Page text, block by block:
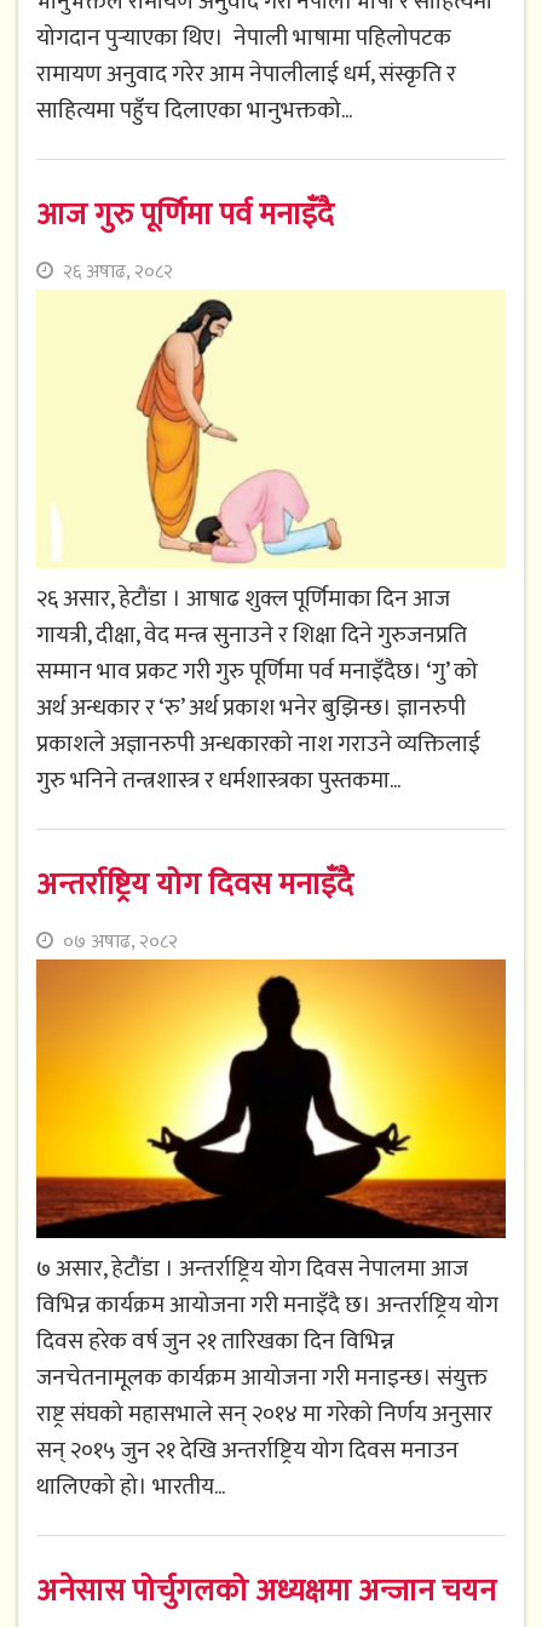
योगदान पुर्‍याएका थिए। नेपाली भाषामा पहिलोपटक
रामायण अनुवाद गरेर आम नेपालीलाई धर्म, संस्कृति र
साहित्यमा पहुँच दिलाएका भानुभक्तको...
आज गुरु पूर्णिमा पर्व मनाइँदै
२६ अषाढ, २०८२
२६ असार, हेटौंडा । आषाढ शुक्ल पूर्णिमाका दिन आज
गायत्री, दीक्षा, वेद मन्त्र सुनाउने र शिक्षा दिने गुरुजनप्रति
सम्मान भाव प्रकट गरी गुरु पूर्णिमा पर्व मनाइँदैछ। ‘गु’ को
अर्थ अन्धकार र ‘रु’ अर्थ प्रकाश भनेर बुझिन्छ। ज्ञानरुपी
प्रकाशले अज्ञानरुपी अन्धकारको नाश गराउने व्यक्तिलाई
गुरु भनिने तन्त्रशास्त्र र धर्मशास्त्रका पुस्तकमा...
अन्तर्राष्ट्रिय योग दिवस मनाइँदै
०७ अषाढ, २०८२
७ असार, हेटौंडा । अन्तर्राष्ट्रिय योग दिवस नेपालमा आज
विभिन्न कार्यक्रम आयोजना गरी मनाइँदै छ। अन्तर्राष्ट्रिय योग
दिवस हरेक वर्ष जुन २१ तारिखका दिन विभिन्न
जनचेतनामूलक कार्यक्रम आयोजना गरी मनाइन्छ। संयुक्त
राष्ट्र संघको महासभाले सन् २०१४ मा गरेको निर्णय अनुसार
सन् २०१५ जुन २१ देखि अन्तर्राष्ट्रिय योग दिवस मनाउन
थालिएको हो। भारतीय...
अनेसास पोर्चुगलको अध्यक्षमा अन्जान चयन